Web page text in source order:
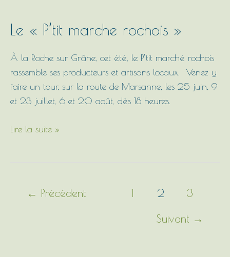
Le « P’tit marche rochois »
À la Roche sur Grâne, cet été, le P’tit marché rochois
rassemble ses producteurs et artisans locaux. Venez y
faire un tour, sur la route de Marsanne, les 25 juin, 9
et 23 juillet, 6 et 20 août, dès 18 heures.
Le
marche
rochois »
Lire la suite »
← Précédent 1 2
3
Suivant →